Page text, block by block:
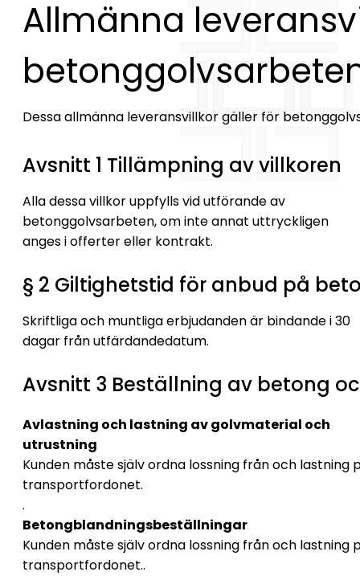
Allmänna
Dessa allmänna leveransvillkor gäller för
Avsnitt 1 Tillämpning av villkoren
Alla dessa villkor uppfylls vid utförande av
betonggolvsarbeten, om inte annat uttryckligen
anges i offerter eller kontrakt.
§ 2 Giltighetstid för anbud på
Skriftliga och muntliga erbjudanden är bindande i 30
dagar från utfärdandedatum.
Avsnitt 3 Beställning av betong
Avlastning och lastning av golvmaterial och
utrustning
Kunden måste själv ordna lossning från och lastning
transportfordonet.
.
Betongblandningsbeställningar
Kunden måste själv ordna lossning från och lastning
transportfordonet..